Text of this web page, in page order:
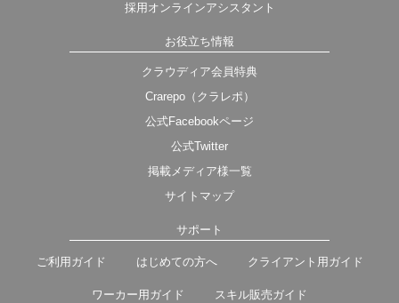
採用オンラインアシスタント
お役立ち情報
クラウディア会員特典
Crarepo（クラレポ）
公式Facebookページ
公式Twitter
掲載メディア様一覧
サイトマップ
サポート
ご利用ガイド はじめての方へ クライアント用ガイド
ワーカー用ガイド スキル販売ガイド